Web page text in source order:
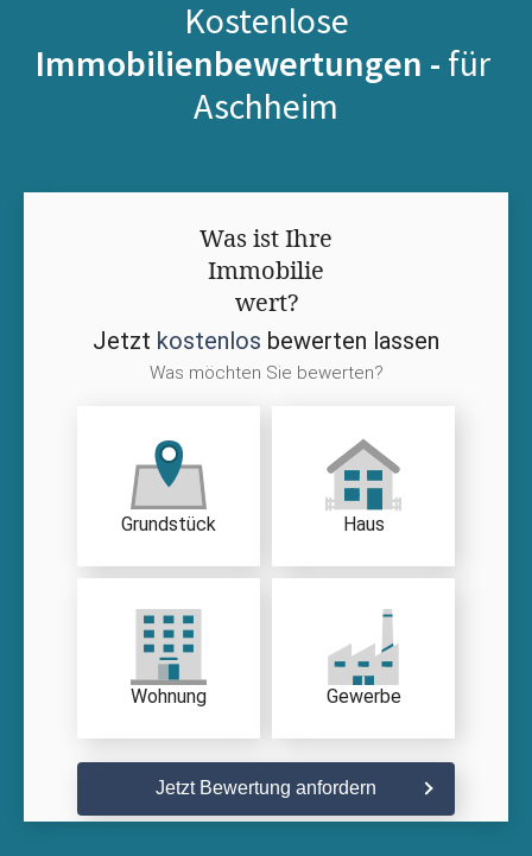
Kostenlose
Immobilienbewertungen - für
Aschheim
Was ist Ihre
Immobilie
wert?
Jetzt kostenlos bewerten lassen
Was möchten Sie bewerten?
Grundstück Haus
Wohnung Gewerbe
Jetzt Bewertung anfordern